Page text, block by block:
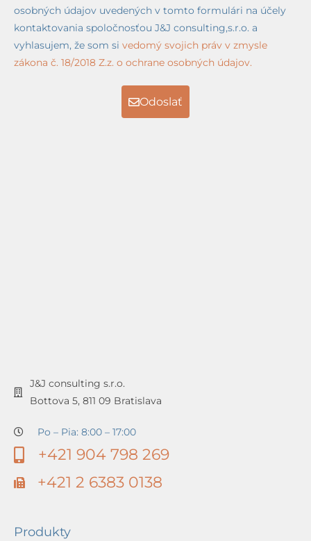
osobných údajov uvedených v tomto formulári na účely
kontaktovania spoločnosťou J&J consulting,s.r.o. a
vyhlasujem, že som si vedomý svojich práv v zmysle
zákona č. 18/2018 Z.z. o ochrane osobných údajov.
Odoslať
J&J consulting s.r.o.
Bottova 5, 811 09 Bratislava
Po – Pia: 8:00 – 17:00
+421 904 798 269
+421 2 6383 0138
Produkty